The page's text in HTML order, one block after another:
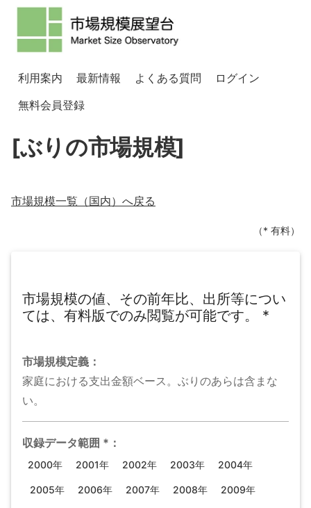
利用案内 最新情報 よくある質問
ログイン
無料会員登録
[ぶりの市場規模]
市場規模一覧（国内）へ戻る
（* 有料）
市場規模の値、その前年比、出所等につい
ては、有料版でのみ閲覧が可能です。
*
市場規模定義：
家庭における支出金額ベース。ぶりのあらは含まな
い。
収録データ範囲 * ：
2000年 2001年 2002年 2003年 2004年
2005年 2006年 2007年 2008年 2009年